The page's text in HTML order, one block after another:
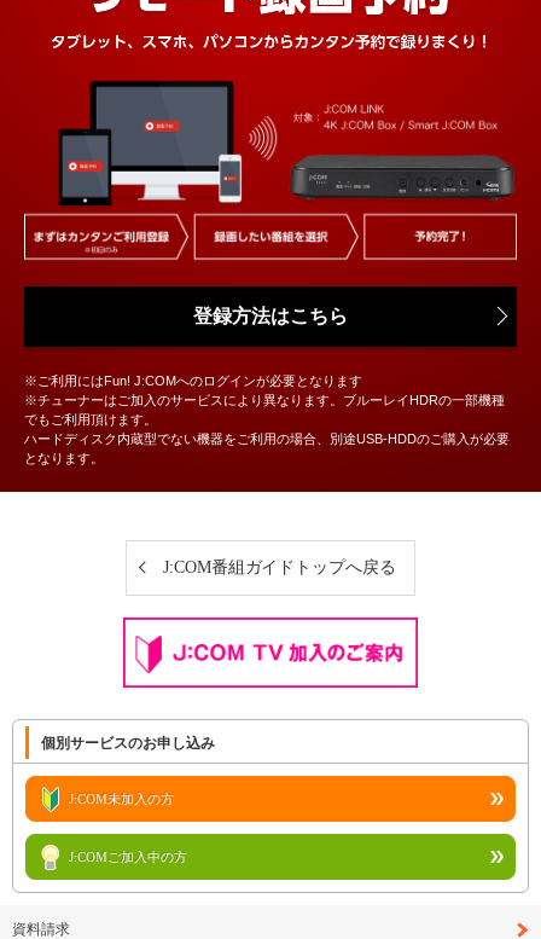
登録方法はこちら
※ご利用にはFun! J:COMへのログインが必要となります
※チューナーはご加入のサービスにより異なります。ブルーレイHDRの一部機種
でもご利用頂けます。
ハードディスク内蔵型でない機器をご利用の場合、別途USB-HDDのご購入が必要
となります。
J:COM番組ガイドトップへ戻る
個別サービスのお申し込み
J:COM未加入の方
J:COMご加入中の方
資料請求